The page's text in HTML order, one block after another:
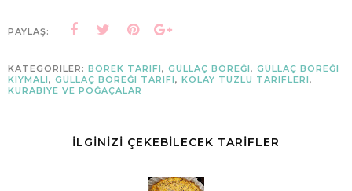
PAYLAŞ:
KATEGORILER: BÖREK TARIFI, GÜLLAÇ BÖREĞI, GÜLLAÇ BÖREĞI
KIYMALI, GÜLLAÇ BÖREĞI TARIFI, KOLAY TUZLU TARIFLERI,
KURABIYE VE POĞAÇALAR
İLGİNİZİ ÇEKEBİLECEK TARİFLER